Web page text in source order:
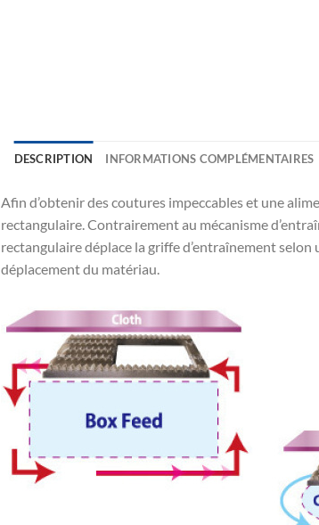
DESCRIPTION INFORMATIONS COMPLÉMENTAIRES
Afin d’obtenir des coutures impeccables et une
rectangulaire. Contrairement au mécanisme
rectangulaire déplace la griffe d’entraînement
déplacement du matériau.